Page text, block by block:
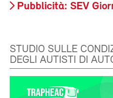
Pubblicità: SEV
STUDIO SULLE
DEGLI AUTISTI DI